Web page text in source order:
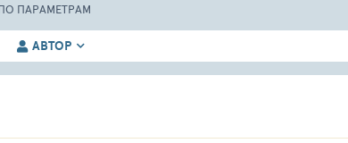
ПАРАМЕТРАМ
АВТОР